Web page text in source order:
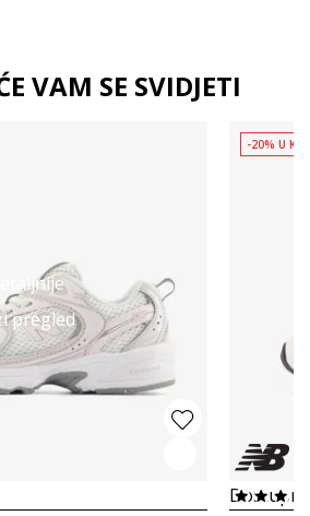
VAM SE SVIDJETI
pregled
-20% U